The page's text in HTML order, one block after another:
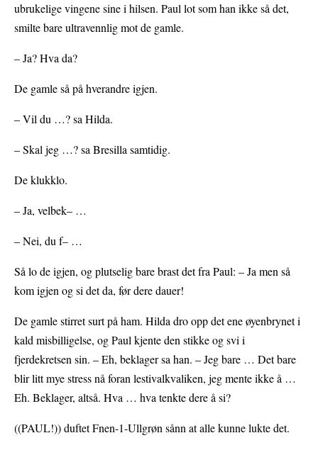
ubrukelige vingene sine i hilsen. Paul lot som han ikke så det,
smilte bare ultravennlig mot de gamle.
– Ja? Hva da?
De gamle så på hverandre igjen.
– Vil du …? sa Hilda.
– Skal jeg …? sa Bresilla samtidig.
De klukklo.
– Ja, velbek– …
– Nei, du f– …
Så lo de igjen, og plutselig bare brast det fra Paul: – Ja men så
kom igjen og si det da, før dere dauer!
De gamle stirret surt på ham. Hilda dro opp det ene øyenbrynet i
kald misbilligelse, og Paul kjente den stikke og svi i
fjerdekretsen sin. – Eh, beklager sa han. – Jeg bare … Det bare
blir litt mye stress nå foran lestivalkvaliken, jeg mente ikke å …
Eh. Beklager, altså. Hva … hva tenkte dere å si?
((PAUL!)) duftet Fnen-1-Ullgrøn sånn at alle kunne lukte det.